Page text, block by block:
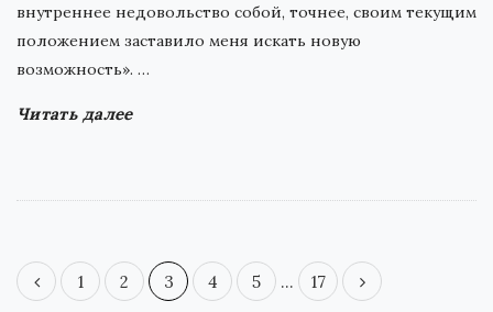
внутреннее недовольство собой, точнее, своим текущим
положением заставило меня искать новую
возможность». …
Читать далее
П
а
1 2 3 4 5 … 17